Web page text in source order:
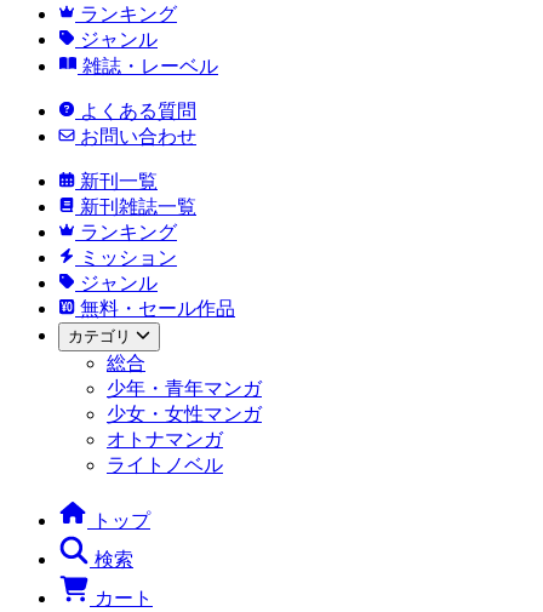
ランキング
ジャンル
雑誌・レーベル
よくある質問
お問い合わせ
新刊一覧
新刊雑誌一覧
ランキング
ミッション
ジャンル
無料・セール作品
カテゴリ
総合
少年・青年マンガ
少女・女性マンガ
オトナマンガ
ライトノベル
トップ
検索
カート